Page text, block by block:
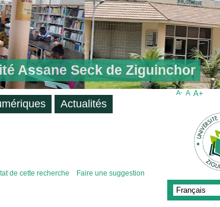
Assane Seck de Ziguinchor
de cette recherche Faire une suggestion
Actualités
A- A A+